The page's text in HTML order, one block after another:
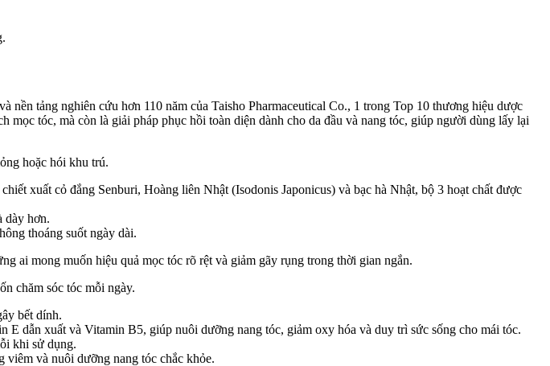
tảng nghiên cứu hơn 110 năm của Taisho Pharmaceutical Co., 1 trong Top 10 thương hiệu dược
tóc, mà còn là giải pháp phục hồi toàn diện dành cho da đầu và nang tóc, giúp người dùng lấy lại
hoặc hói khu trú.
xuất cỏ đắng Senburi, Hoàng liên Nhật (Isodonis Japonicus) và bạc hà Nhật, bộ 3 hoạt chất được
dày hơn.
thoáng suốt ngày dài.
ai mong muốn hiệu quả mọc tóc rõ rệt và giảm gãy rụng trong thời gian ngắn.
chăm sóc tóc mỗi ngày.
bết dính.
dẫn xuất và Vitamin B5, giúp nuôi dưỡng nang tóc, giảm oxy hóa và duy trì sức sống cho mái tóc.
khi sử dụng.
và nuôi dưỡng nang tóc chắc khỏe.